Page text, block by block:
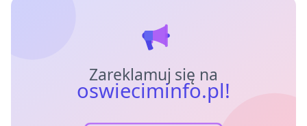
Zareklamuj się na
oswieciminfo.pl!